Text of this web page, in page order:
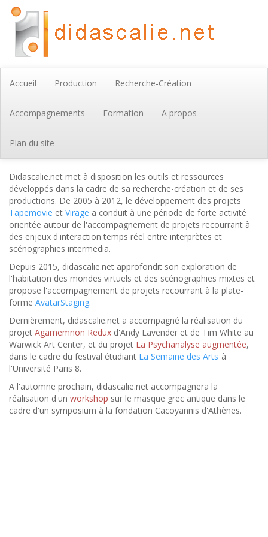
Accueil Production Recherche-Création
Accompagnements Formation A propos
Plan du site
Didascalie.net met à disposition les outils et ressources
développés dans la cadre de sa recherche-création et de ses
productions. De 2005 à 2012, le développement des projets
Tapemovie et Virage a conduit à une période de forte activité
orientée autour de l'accompagnement de projets recourrant à
des enjeux d'interaction temps réel entre interprètes et
scénographies intermedia.
Depuis 2015, didascalie.net approfondit son exploration de
l'habitation des mondes virtuels et des scénographies mixtes et
propose l'accompagnement de projets recourrant à la plate-
forme AvatarStaging.
Dernièrement, didascalie.net a accompagné la réalisation du
projet Agamemnon Redux d'Andy Lavender et de Tim White au
Warwick Art Center, et du projet La Psychanalyse augmentée,
dans le cadre du festival étudiant La Semaine des Arts à
l'Université Paris 8.
A l'automne prochain, didascalie.net accompagnera la
réalisation d'un workshop sur le masque grec antique dans le
cadre d'un symposium à la fondation Cacoyannis d'Athènes.